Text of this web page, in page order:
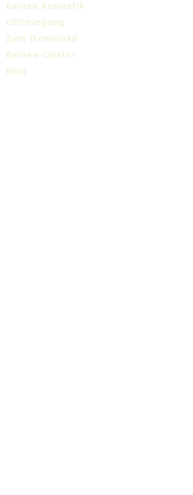
Balnea Kosmetik
Offenlegung
Zum Download
Balnea-Cluster
Blog